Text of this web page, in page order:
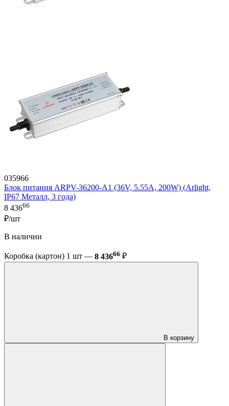
035966
Блок питания ARPV-36200-A1 (36V, 5.55A, 200W) (Arlight,
IP67 Металл, 3 года)
8 43666
₽/шт
В наличии
Коробка (картон) 1 шт — 8 43666 ₽
В корзину